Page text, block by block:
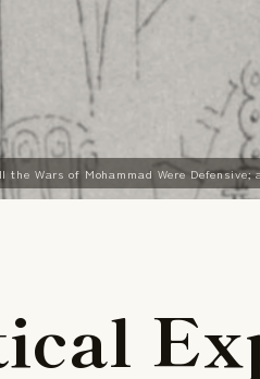
Wars of Mohammad Were Defensive;
ical Ex